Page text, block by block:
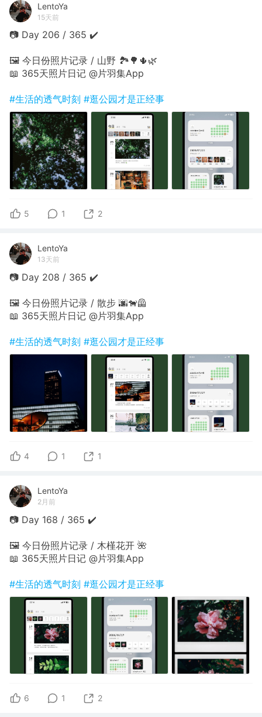
LentoYa
15天前
📷 Day 206 / 365 ✔️
🖼 今日份照片记录 / 山野 🏞🌳🌵🌿
📖 365天照片日记 @片羽集App
#生活的透气时刻 #逛公园才是正经事
5 1 2
LentoYa
13天前
📷 Day 208 / 365 ✔️
🖼 今日份照片记录 / 散步 🌆🐕‍🦺
📖 365天照片日记 @片羽集App
#生活的透气时刻 #逛公园才是正经事
4 1 1
LentoYa
2月前
📷 Day 168 / 365 ✔️
🖼 今日份照片记录 / 木槿花开 🌺
📖 365天照片日记 @片羽集App
#生活的透气时刻 #逛公园才是正经事
6 1 2